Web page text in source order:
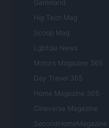
Gameland
Hig Tech Mag
Scoop Mag
Lgbtqia News
Motors Magazine 365
Day Travel 365
Home Magazine 365
Cineverse Magazine
SecondHomeMagazine